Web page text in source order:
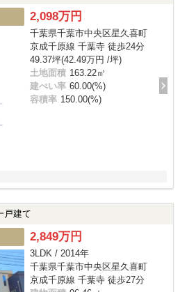
2,098万円
千葉県千葉市中央区星久喜町
京成千原線 千葉寺 徒歩24分
49.37坪(42.49万円 /坪)
土地面積 163.22㎡
建ぺい率 60.00(%)
容積率 150.00(%)
戸建て
2,849万円
3LDK / 2014年
千葉県千葉市中央区星久喜町
京成千原線 千葉寺 徒歩27分